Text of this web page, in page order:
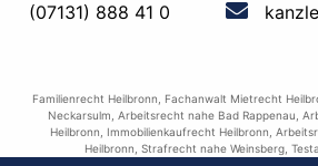
(07131) 888 41 0
Familienrecht Heilbronn Fachanwalt Mietrecht
Neckarsulm Arbeitsrecht nahe Bad Rappenau
Heilbronn
Immobilienkaufrecht Heilbronn
Heilbronn Strafrecht nahe Weinsberg,